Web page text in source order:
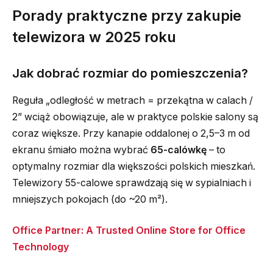
Porady praktyczne przy zakupie
telewizora w 2025 roku
Jak dobrać rozmiar do pomieszczenia?
Reguła „odległość w metrach = przekątna w calach /
2” wciąż obowiązuje, ale w praktyce polskie salony są
coraz większe. Przy kanapie oddalonej o 2,5–3 m od
ekranu śmiało można wybrać 65-calówkę – to
optymalny rozmiar dla większości polskich mieszkań.
Telewizory 55-calowe sprawdzają się w sypialniach i
mniejszych pokojach (do ~20 m²).
Office Partner: A Trusted Online Store for Office
Technology